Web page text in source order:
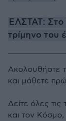
ΕΛΣΤΑΤ: Στο
τρίμηνο του
Ακολουθήστε
και μάθετε
Δείτε όλες τις
και τον